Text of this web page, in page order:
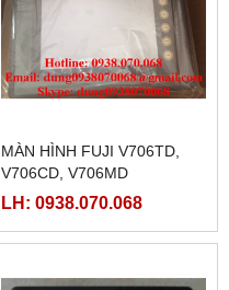
MÀN HÌNH FUJI V706TD,
V706CD, V706MD
LH: 0938.070.068